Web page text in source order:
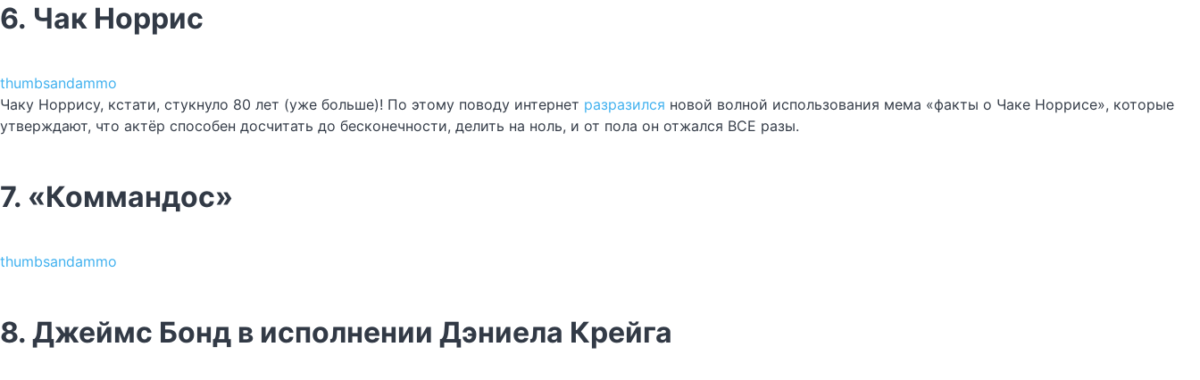
6. Чак Норрис
thumbsandammo
Чаку Норрису, кстати, стукнуло 80 лет (уже больше)! По этому поводу интернет разразился новой волной использования мема «факты о Чаке Норрисе», которые
утверждают, что актёр способен досчитать до бесконечности, делить на ноль, и от пола он отжался ВСЕ разы.
7. «Коммандос»
thumbsandammo
8. Джеймс Бонд в исполнении Дэниела Крейга